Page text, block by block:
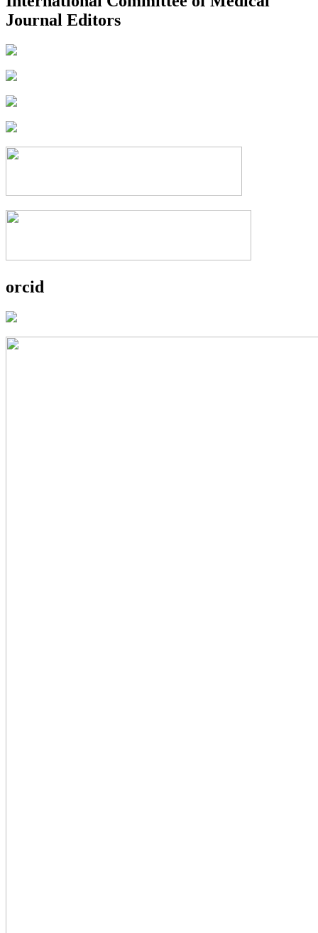
Journal Editors
orcid